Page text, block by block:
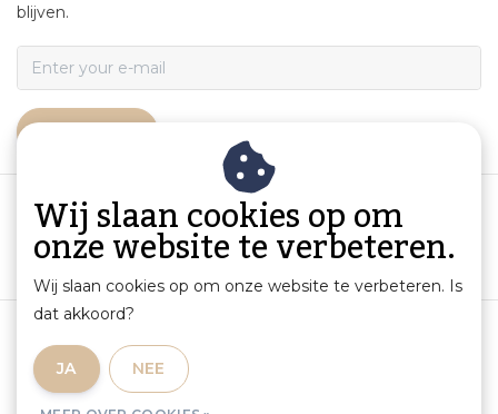
blijven.
Productinformatie en aansprakelijkheid
Sitemap
Wij slaan cookies op om
onze website te verbeteren.
Wij slaan cookies op om onze website te verbeteren. Is
dat akkoord?
JA NEE